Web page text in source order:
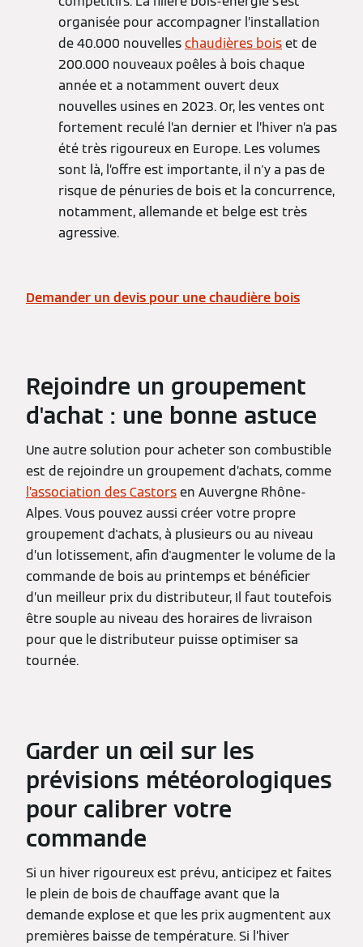
organisée pour accompagner l’installation
de 40.000 nouvelleschaudières boiset de
200.000 nouveaux poêles à bois chaque
année et a notamment ouvert deux
nouvelles usines en 2023. Or, les ventes ont
fortement reculé l’an dernier et l’hiver n’a pas
été très rigoureux en Europe. Les volumes
sont là, l’offre est importante, il n'y a pas de
risque de pénuries de bois et la concurrence,
notamment, allemande et belge est très
agressive.
Demander un devis pour une chaudière bois
Rejoindre un groupement
d'achat : une bonne astuce
Une autre solution pour acheter son combustible
est de rejoindre un groupement d’achats, comme
l’association des Castorsen Auvergne Rhône-
Alpes. Vous pouvez aussi créer votre propre
groupement d'achats, à plusieurs ou au niveau
d’un lotissement, afin d'augmenter le volume de la
commande de bois au printemps et bénéficier
d’un meilleur prix du distributeur, Il faut toutefois
être souple au niveau des horaires de livraison
pour que le distributeur puisse optimiser sa
tournée.
Garder un œil sur les
prévisions météorologiques
pour calibrer votre
commande
Si un hiver rigoureux est prévu, anticipez et faites
le plein de bois de chauffage avant que la
demande explose et que les prix augmentent aux
premières baisse de température. Si l’hiver